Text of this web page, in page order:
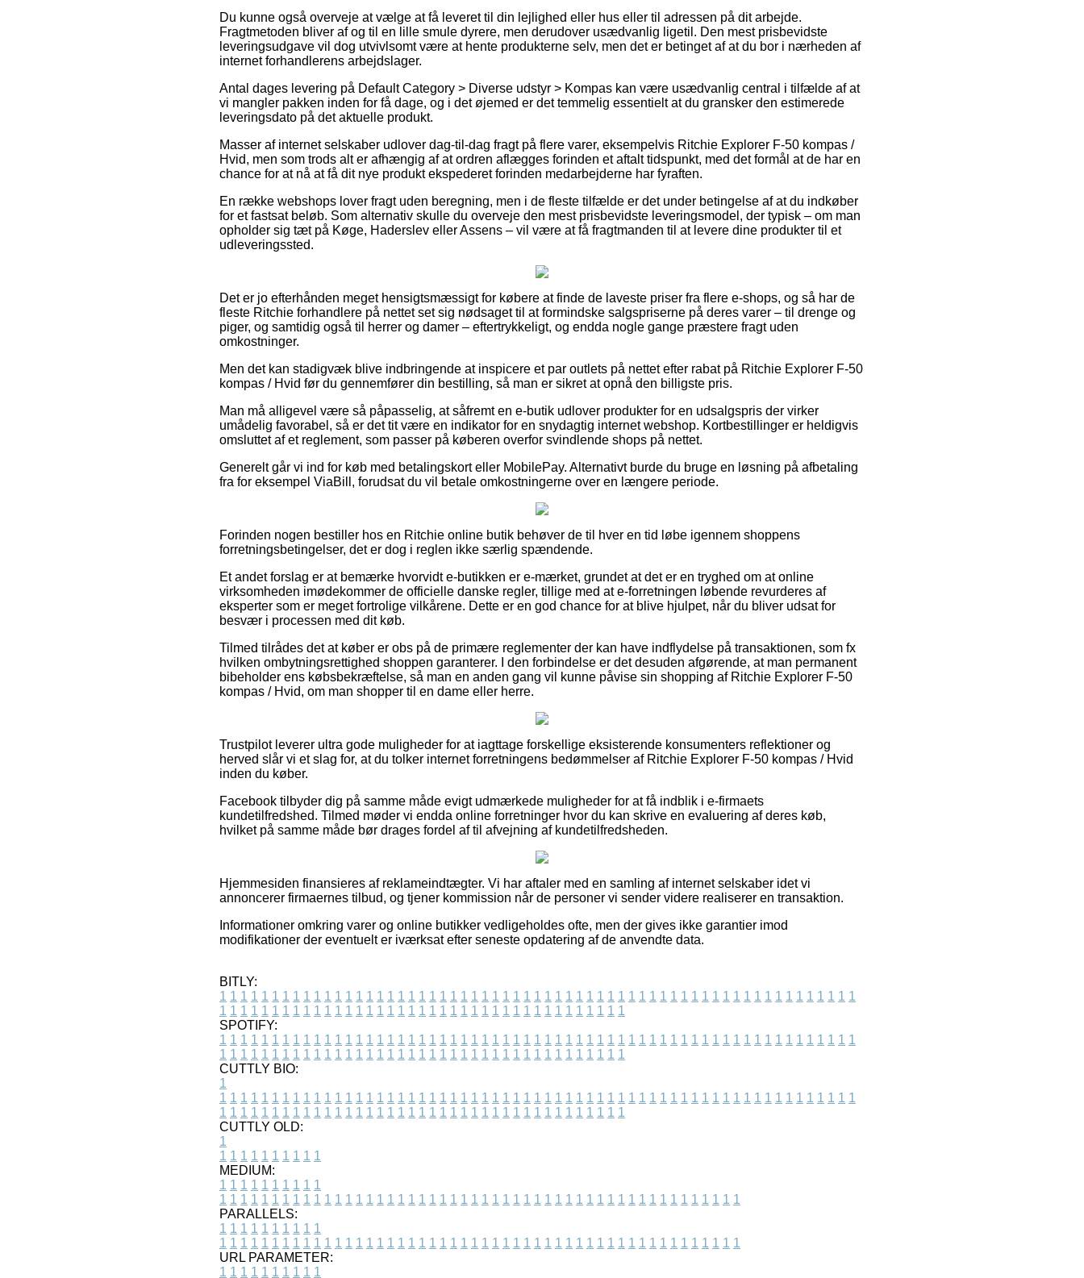
Du kunne også overveje at vælge at få leveret til din lejlighed eller hus eller til adressen på dit arbejde.
Fragtmetoden bliver af og til en lille smule dyrere, men derudover usædvanlig ligetil. Den mest prisbevidste
leveringsudgave vil dog utvivlsomt være at hente produkterne selv, men det er betinget af at du bor i nærheden af
internet forhandlerens arbejdslager.
Antal dages levering på Default Category > Diverse udstyr > Kompas kan være usædvanlig central i tilfælde af at
vi mangler pakken inden for få dage, og i det øjemed er det temmelig essentielt at du gransker den estimerede
leveringsdato på det aktuelle produkt.
Masser af internet selskaber udlover dag-til-dag fragt på flere varer, eksempelvis Ritchie Explorer F-50 kompas /
Hvid, men som trods alt er afhængig af at ordren aflægges forinden et aftalt tidspunkt, med det formål at de har en
chance for at nå at få dit nye produkt ekspederet forinden medarbejderne har fyraften.
En række webshops lover fragt uden beregning, men i de fleste tilfælde er det under betingelse af at du indkøber
for et fastsat beløb. Som alternativ skulle du overveje den mest prisbevidste leveringsmodel, der typisk – om man
opholder sig tæt på Køge, Haderslev eller Assens – vil være at få fragtmanden til at levere dine produkter til et
udleveringssted.
Det er jo efterhånden meget hensigtsmæssigt for købere at finde de laveste priser fra flere e-shops, og så har de
fleste Ritchie forhandlere på nettet set sig nødsaget til at formindske salgspriserne på deres varer – til drenge og
piger, og samtidig også til herrer og damer – eftertrykkeligt, og endda nogle gange præstere fragt uden
omkostninger.
Men det kan stadigvæk blive indbringende at inspicere et par outlets på nettet efter rabat på Ritchie Explorer F-50
kompas / Hvid før du gennemfører din bestilling, så man er sikret at opnå den billigste pris.
Man må alligevel være så påpasselig, at såfremt en e-butik udlover produkter for en udsalgspris der virker
umådelig favorabel, så er det tit være en indikator for en snydagtig internet webshop. Kortbestillinger er heldigvis
omsluttet af et reglement, som passer på køberen overfor svindlende shops på nettet.
Generelt går vi ind for køb med betalingskort eller MobilePay. Alternativt burde du bruge en løsning på afbetaling
fra for eksempel ViaBill, forudsat du vil betale omkostningerne over en længere periode.
Forinden nogen bestiller hos en Ritchie online butik behøver de til hver en tid løbe igennem shoppens
forretningsbetingelser, det er dog i reglen ikke særlig spændende.
Et andet forslag er at bemærke hvorvidt e-butikken er e-mærket, grundet at det er en tryghed om at online
virksomheden imødekommer de officielle danske regler, tillige med at e-forretningen løbende revurderes af
eksperter som er meget fortrolige vilkårene. Dette er en god chance for at blive hjulpet, når du bliver udsat for
besvær i processen med dit køb.
Tilmed tilrådes det at køber er obs på de primære reglementer der kan have indflydelse på transaktionen, som fx
hvilken ombytningsrettighed shoppen garanterer. I den forbindelse er det desuden afgørende, at man permanent
bibeholder ens købsbekræftelse, så man en anden gang vil kunne påvise sin shopping af Ritchie Explorer F-50
kompas / Hvid, om man shopper til en dame eller herre.
Trustpilot leverer ultra gode muligheder for at iagttage forskellige eksisterende konsumenters reflektioner og
herved slår vi et slag for, at du tolker internet forretningens bedømmelser af Ritchie Explorer F-50 kompas / Hvid
inden du køber.
Facebook tilbyder dig på samme måde evigt udmærkede muligheder for at få indblik i e-firmaets
kundetilfredshed. Tilmed møder vi endda online forretninger hvor du kan skrive en evaluering af deres køb,
hvilket på samme måde bør drages fordel af til afvejning af kundetilfredsheden.
Hjemmesiden finansieres af reklameindtægter. Vi har aftaler med en samling af internet selskaber idet vi
annoncerer firmaernes tilbud, og tjener kommission når de personer vi sender videre realiserer en transaktion.
Informationer omkring varer og online butikker vedligeholdes ofte, men der gives ikke garantier imod
modifikationer der eventuelt er iværksat efter seneste opdatering af de anvendte data.
BITLY:
1 1 1 1 1 1 1 1 1 1 1 1 1 1 1 1 1 1 1 1 1 1 1 1 1 1 1 1 1 1 1 1 1 1 1 1 1 1 1 1 1 1 1 1 1 1 1 1 1 1 1 1 1 1 1 1 1 1 1 1 1
1 1 1 1 1 1 1 1 1 1 1 1 1 1 1 1 1 1 1 1 1 1 1 1 1 1 1 1 1 1 1 1 1 1 1 1 1 1 1
SPOTIFY:
1 1 1 1 1 1 1 1 1 1 1 1 1 1 1 1 1 1 1 1 1 1 1 1 1 1 1 1 1 1 1 1 1 1 1 1 1 1 1 1 1 1 1 1 1 1 1 1 1 1 1 1 1 1 1 1 1 1 1 1 1
1 1 1 1 1 1 1 1 1 1 1 1 1 1 1 1 1 1 1 1 1 1 1 1 1 1 1 1 1 1 1 1 1 1 1 1 1 1 1
CUTTLY BIO:
1
1 1 1 1 1 1 1 1 1 1 1 1 1 1 1 1 1 1 1 1 1 1 1 1 1 1 1 1 1 1 1 1 1 1 1 1 1 1 1 1 1 1 1 1 1 1 1 1 1 1 1 1 1 1 1 1 1 1 1 1 1
1 1 1 1 1 1 1 1 1 1 1 1 1 1 1 1 1 1 1 1 1 1 1 1 1 1 1 1 1 1 1 1 1 1 1 1 1 1 1
CUTTLY OLD:
1
1 1 1 1 1 1 1 1 1 1
MEDIUM:
1 1 1 1 1 1 1 1 1 1
1 1 1 1 1 1 1 1 1 1 1 1 1 1 1 1 1 1 1 1 1 1 1 1 1 1 1 1 1 1 1 1 1 1 1 1 1 1 1 1 1 1 1 1 1 1 1 1 1 1
PARALLELS:
1 1 1 1 1 1 1 1 1 1
1 1 1 1 1 1 1 1 1 1 1 1 1 1 1 1 1 1 1 1 1 1 1 1 1 1 1 1 1 1 1 1 1 1 1 1 1 1 1 1 1 1 1 1 1 1 1 1 1 1
URL PARAMETER:
1 1 1 1 1 1 1 1 1 1